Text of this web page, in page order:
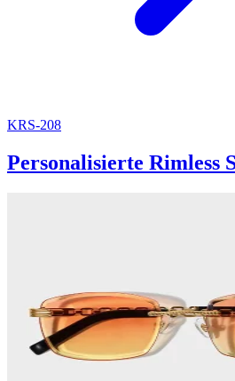
KRS-208
Personalisierte Rimless